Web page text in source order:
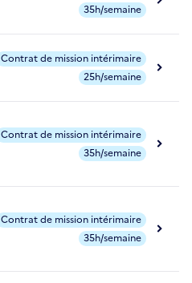
35h/semaine
Contrat de mission intérimaire
25h/semaine
Contrat de mission intérimaire
35h/semaine
Contrat de mission intérimaire
35h/semaine